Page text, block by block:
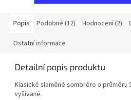
Popis Podobné (12) Hodnocení (2)
Ostatní informace
Detailní popis produktu
Klasické slaměné sombréro o průměru
vyšívané.